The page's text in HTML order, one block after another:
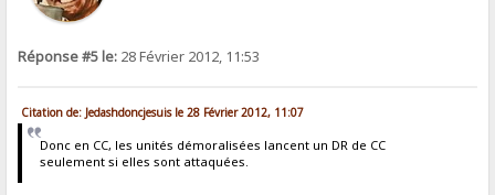
Réponse #5 le: 28 Février 2012, 11:53
Citation de: Jedashdoncjesuis le 28 Février 2012, 11:07
Donc en CC, les unités démoralisées lancent un DR de CC
seulement si elles sont attaquées.